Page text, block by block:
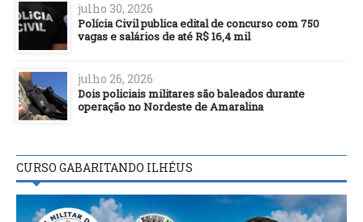
julho 30, 2026
Polícia Civil publica edital de concurso com 750
vagas e salários de até R$ 16,4 mil
julho 26, 2026
Dois policiais militares são baleados durante
operação no Nordeste de Amaralina
CURSO GABARITANDO ILHÉUS